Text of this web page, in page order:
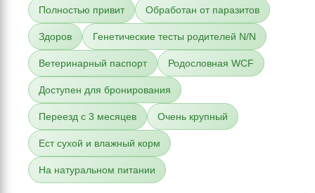
Полностью привит Обработан от паразитов
Здоров Генетические тесты родителей N/N
Ветеринарный паспорт Родословная WCF
Доступен для бронирования
Переезд с 3 месяцев Очень крупный
Ест сухой и влажный корм
На натуральном питании